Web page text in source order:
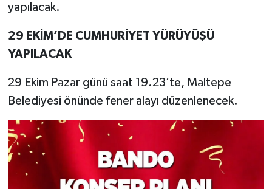
yapılacak.
29 EKİM’DE CUMHURİYET YÜRÜYÜŞÜ
YAPILACAK
29 Ekim Pazar günü saat 19.23’te, Maltepe
Belediyesi önünde fener alayı düzenlenecek.